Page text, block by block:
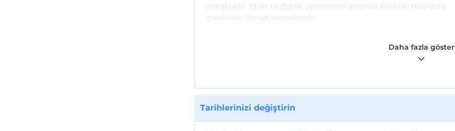
almaktadır. Etiler ve Bebek semtlerinin arasında bulunan Hisarüstü
mevkinde hizmet vermektedir.
Daha fazla göster
Tarihlerinizi değiştirin